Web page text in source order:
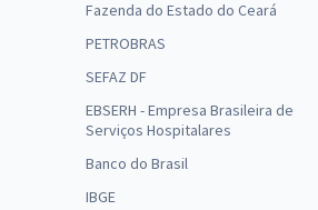
Fazenda do Estado do Ceará
PETROBRAS
SEFAZ DF
EBSERH - Empresa Brasileira de
Serviços Hospitalares
Banco do Brasil
IBGE